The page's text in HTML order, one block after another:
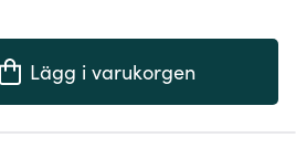
Lägg i varukorgen